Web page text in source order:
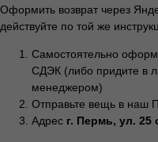
Оформить возврат через
действуйте по той же
Самостоятельно
СДЭК (либо придите в
менеджером)
Отправьте вещь в наш
Адрес г. Пермь, ул. 25
Витальевич
ИНН:
Разработка